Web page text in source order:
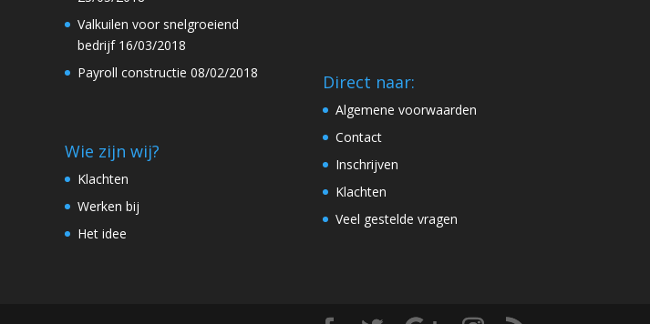
Valkuilen voor snelgroeiend
bedrijf 16/03/2018
Payroll constructie 08/02/2018
Wie zijn wij?
Klachten
Werken bij
Het idee
Direct naar:
Algemene voorwaarden
Contact
Inschrijven
Klachten
Veel gestelde vragen